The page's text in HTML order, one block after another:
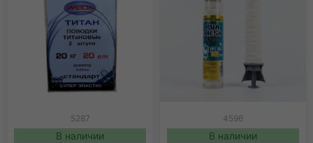
5287
В наличии
4596
В наличии